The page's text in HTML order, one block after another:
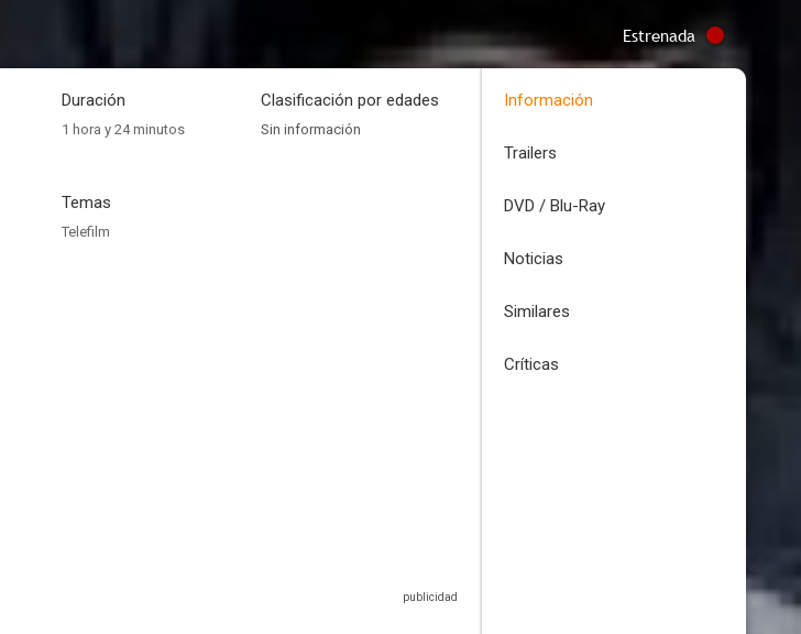
Estrenada
Duración
1 hora y 24 minutos
Clasificación por edades
Sin información
Temas
Telefilm
Información
Trailers
DVD / Blu-Ray
Noticias
Similares
Críticas